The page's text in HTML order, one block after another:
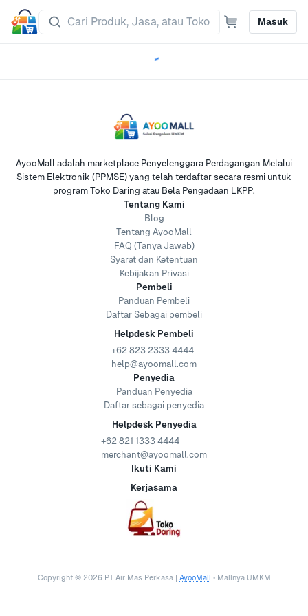
Masuk
AyooMall adalah marketplace Penyelenggara Perdagangan Melalui
Sistem Elektronik (PPMSE) yang telah terdaftar secara resmi untuk
program Toko Daring atau Bela Pengadaan LKPP.
Tentang Kami
Blog
Tentang AyooMall
FAQ (Tanya Jawab)
Syarat dan Ketentuan
Kebijakan Privasi
Pembeli
Panduan Pembeli
Daftar Sebagai pembeli
Helpdesk Pembeli
+62 823 2333 4444
help@ayoomall.com
Penyedia
Panduan Penyedia
Daftar sebagai penyedia
Helpdesk Penyedia
+62 821 1333 4444
merchant@ayoomall.com
Ikuti Kami
Kerjasama
Copyright © 2026 PT Air Mas Perkasa | AyooMall • Mallnya UMKM